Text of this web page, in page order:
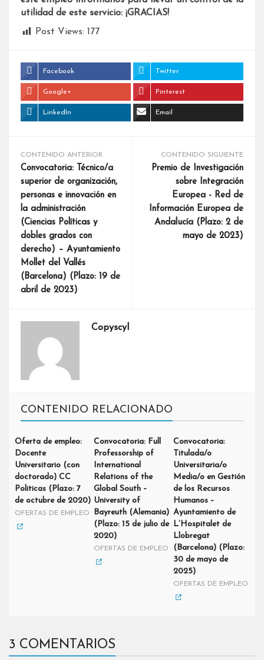
utilidad de este servicio: ¡GRACIAS!
Post Views: 177
Facebook Twitter
Google+ Pinterest
LinkedIn Email
CONTENIDO ANTERIOR
Convocatoria: Técnico/a
superior de organización,
personas e innovación en
la administración
(Ciencias Políticas y
dobles grados con
derecho) – Ayuntamiento
Mollet del Vallés
(Barcelona) (Plazo: 19 de
abril de 2023)
CONTENIDO SIGUIENTE
Premio de Investigación
sobre Integración
Europea - Red de
Información Europea de
Andalucía (Plazo: 2 de
mayo de 2023)
Copyscyl
CONTENIDO RELACIONADO
Oferta de empleo:
Docente
Universitario (con
doctorado) CC
Politicas (Plazo: 7
de octubre de 2020)
OFERTAS DE EMPLEO
Convocatoria: Full
Professorship of
International
Relations of the
Global South –
University of
Bayreuth (Alemania)
(Plazo: 15 de julio de
2020)
OFERTAS DE EMPLEO
Convocatoria:
Titulada/o
Universitaria/o
Media/o en Gestión
de los Recursos
Humanos –
Ayuntamiento de
L’Hospitalet de
Llobregat
(Barcelona) (Plazo:
30 de mayo de
2025)
OFERTAS DE EMPLEO
3 COMENTARIOS